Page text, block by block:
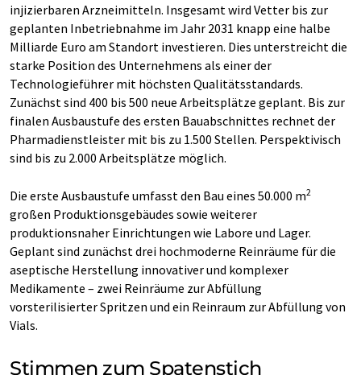
injizierbaren Arzneimitteln. Insgesamt wird Vetter bis zur
geplanten Inbetriebnahme im Jahr 2031 knapp eine halbe
Milliarde Euro am Standort investieren. Dies unterstreicht die
starke Position des Unternehmens als einer der
Technologieführer mit höchsten Qualitätsstandards.
Zunächst sind 400 bis 500 neue Arbeitsplätze geplant. Bis zur
finalen Ausbaustufe des ersten Bauabschnittes rechnet der
Pharmadienstleister mit bis zu 1.500 Stellen. Perspektivisch
sind bis zu 2.000 Arbeitsplätze möglich.
Die erste Ausbaustufe umfasst den Bau eines 50.000 m2
großen Produktionsgebäudes sowie weiterer
produktionsnaher Einrichtungen wie Labore und Lager.
Geplant sind zunächst drei hochmoderne Reinräume für die
aseptische Herstellung innovativer und komplexer
Medikamente – zwei Reinräume zur Abfüllung
vorsterilisierter Spritzen und ein Reinraum zur Abfüllung von
Vials.
Stimmen zum Spatenstich